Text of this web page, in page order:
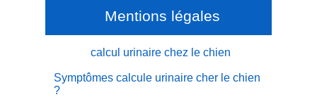
calcul urinaire chez le chien
Symptômes calcule urinaire cher le chien
?
Mentions légales